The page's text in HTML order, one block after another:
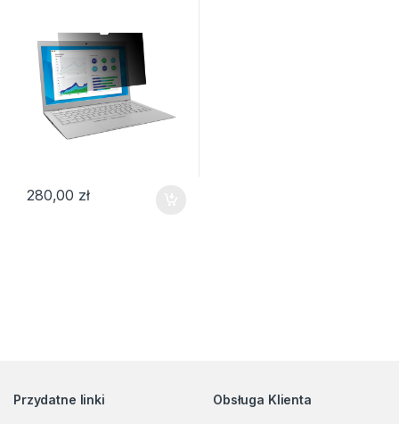
280,00 zł
Przydatne linki
Obsługa Klienta